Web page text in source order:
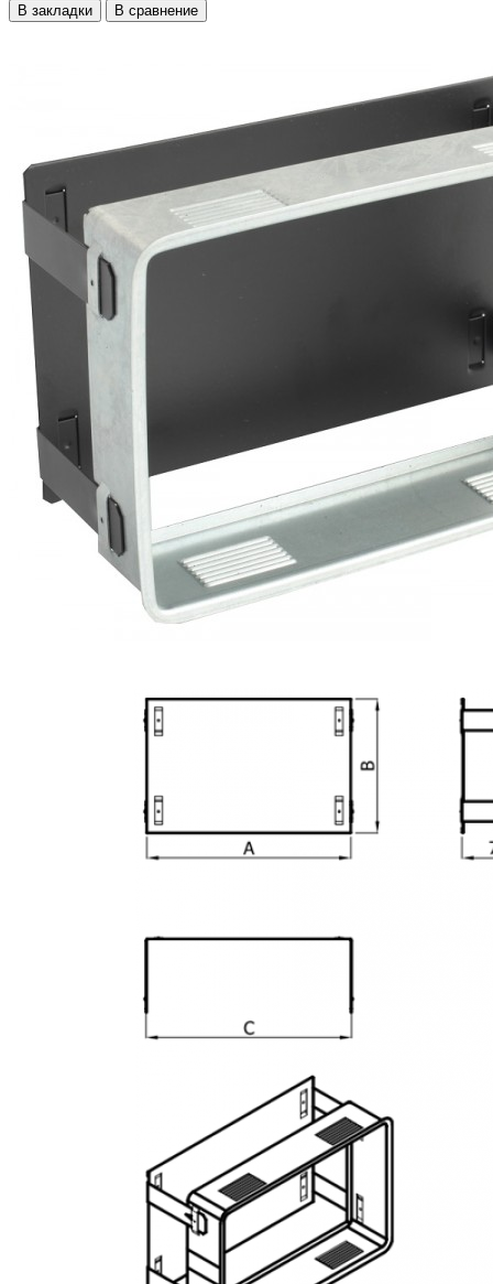
В закладки В сравнение